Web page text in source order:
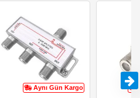
Aynı Gün Kargo